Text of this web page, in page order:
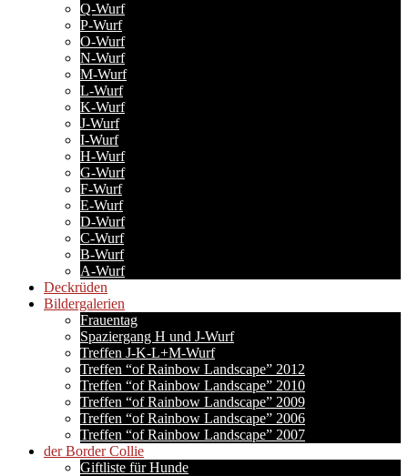
Q-Wurf
P-Wurf
O-Wurf
N-Wurf
M-Wurf
L-Wurf
K-Wurf
J-Wurf
I-Wurf
H-Wurf
G-Wurf
F-Wurf
E-Wurf
D-Wurf
C-Wurf
B-Wurf
A-Wurf
Deckrüden
Bildergalerien
Frauentag
Spaziergang H und J-Wurf
Treffen J-K-L+M-Wurf
Treffen “of Rainbow Landscape” 2012
Treffen “of Rainbow Landscape” 2010
Treffen “of Rainbow Landscape” 2009
Treffen “of Rainbow Landscape” 2006
Treffen “of Rainbow Landscape” 2007
der Border Collie
Giftliste für Hunde